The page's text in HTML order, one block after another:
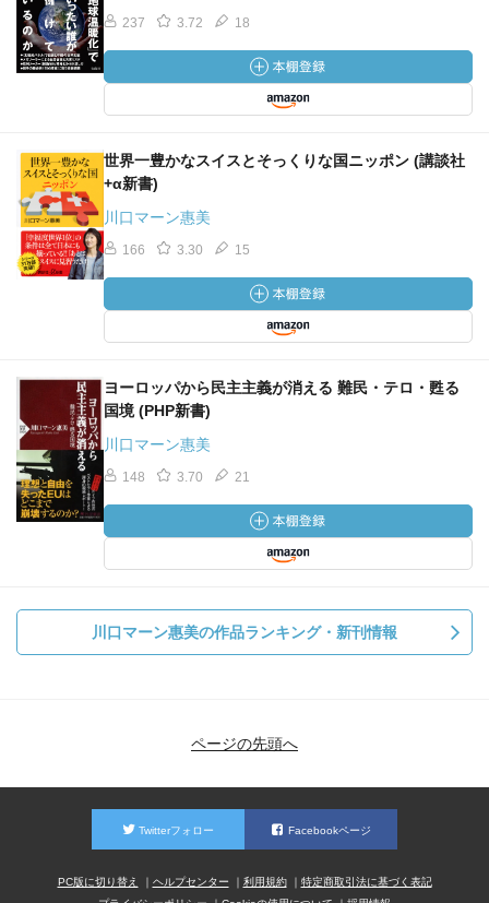
237 3.72 18
世界一豊かなスイスとそっくりな国ニッポン (講談社
+α新書)
川口マーン惠美
166 3.30 15
ヨーロッパから民主主義が消える 難民・テロ・甦る
国境 (PHP新書)
川口マーン惠美
148 3.70 21
川口マーン惠美の作品ランキング・新刊情報
ページの先頭へ
Twitterフォロー Facebookページ
PC版に切り替え ヘルプセンター 利用規約
特定商取引法に基づく表記